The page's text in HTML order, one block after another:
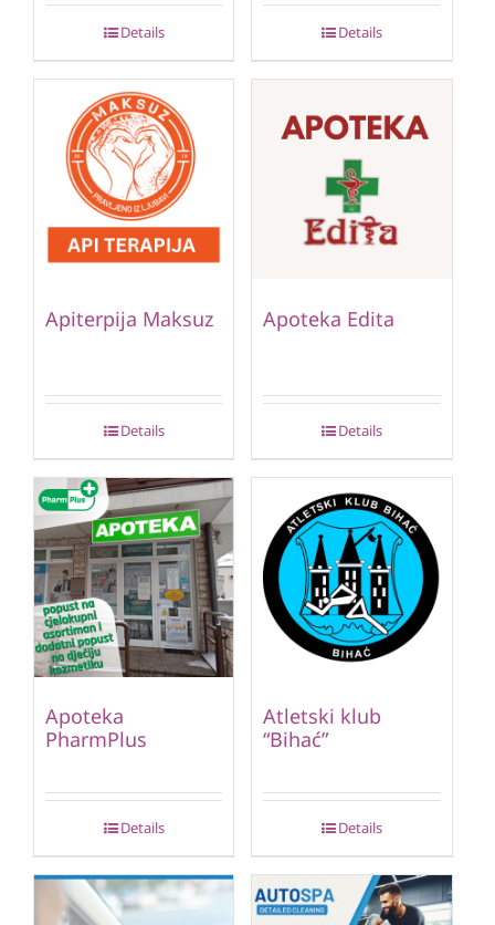
Details Details
Apiterpija Maksuz
Details
Apoteka Edita
Details
Apoteka
PharmPlus
Details
Atletski klub
“Bihać”
Details